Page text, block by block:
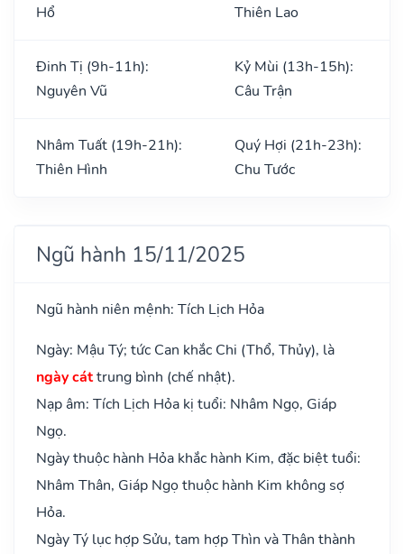
Hổ
Thiên Lao
Đinh Tị (9h-11h):
Nguyên Vũ
Kỷ Mùi (13h-15h):
Câu Trận
Nhâm Tuất (19h-21h):
Thiên Hình
Quý Hợi (21h-23h):
Chu Tước
Ngũ hành 15/11/2025
Ngũ hành niên mệnh: Tích Lịch Hỏa
Ngày: Mậu Tý; tức Can khắc Chi (Thổ, Thủy), là
ngày cáttrung bình (chế nhật).
Nạp âm: Tích Lịch Hỏa kị tuổi: Nhâm Ngọ, Giáp
Ngọ.
Ngày thuộc hành Hỏa khắc hành Kim, đặc biệt tuổi:
Nhâm Thân, Giáp Ngọ thuộc hành Kim không sợ
Hỏa.
Ngày Tý lục hợp Sửu, tam hợp Thìn và Thân thành